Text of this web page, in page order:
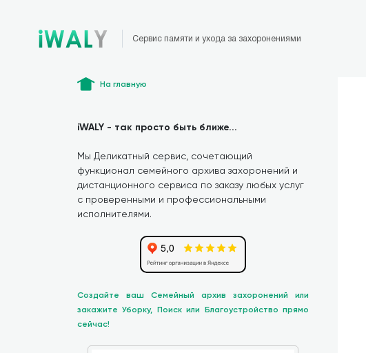
Сервис памяти и ухода за захоронениями
На главную
iWALY - так просто быть ближе...
Мы Деликатный сервис, сочетающий
функционал семейного архива захоронений и
дистанционного сервиса по заказу любых услуг
с проверенными и профессиональными
исполнителями.
Создайте ваш Семейный архив захоронений или
закажите Уборку, Поиск или Благоустройство прямо
сейчас!